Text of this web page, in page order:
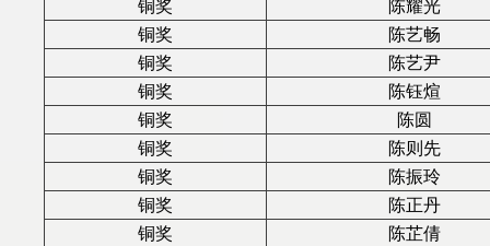
铜奖
陈耀光
铜奖
陈艺畅
铜奖
陈艺尹
铜奖
陈钰煊
铜奖
陈圆
铜奖
陈则先
铜奖
陈振玲
铜奖
陈正丹
铜奖
陈芷倩